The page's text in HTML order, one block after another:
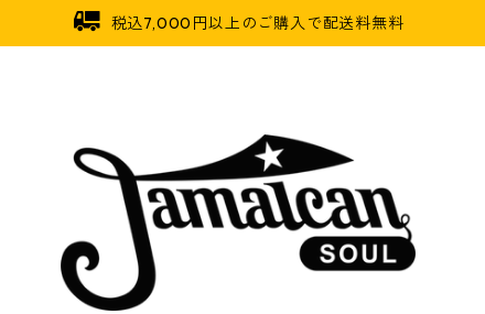
税込7,000円以上のご購入で配送料無料